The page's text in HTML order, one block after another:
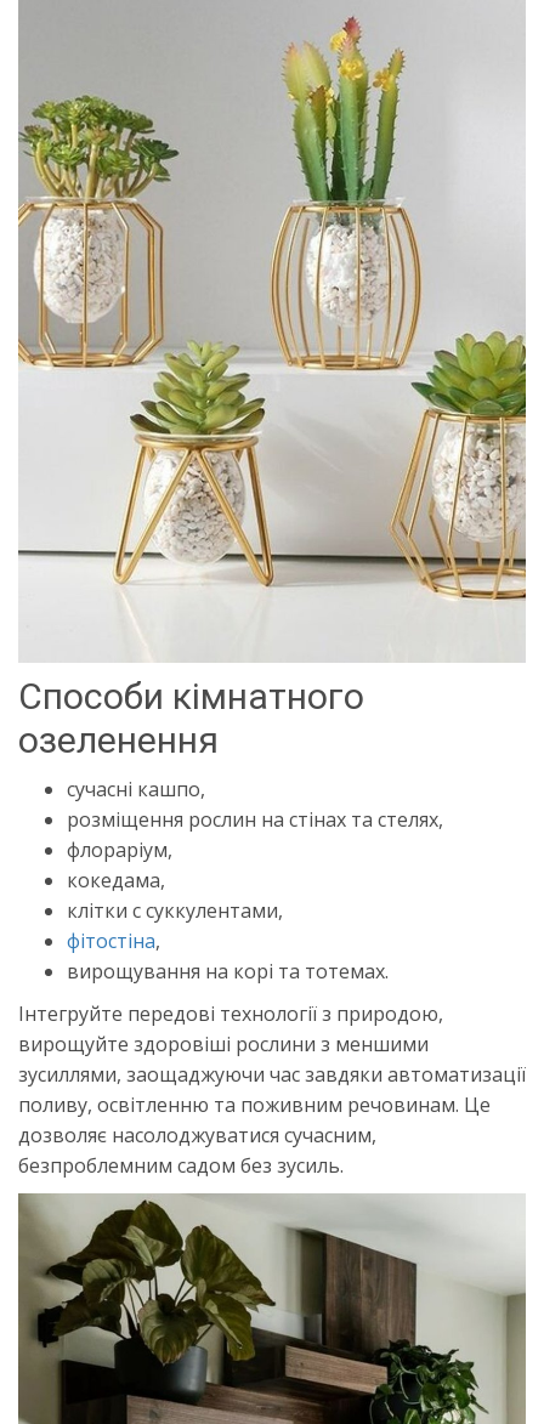
Способи кімнатного
озеленення
сучасні кашпо,
розміщення рослин на стінах та стелях,
флораріум,
кокедама,
клітки с суккулентами,
фітостіна,
вирощування на корі та тотемах.
Інтегруйте передові технології з природою,
вирощуйте здоровіші рослини з меншими
зусиллями, заощаджуючи час завдяки автоматизації
поливу, освітленню та поживним речовинам. Це
дозволяє насолоджуватися сучасним,
безпроблемним садом без зусиль.